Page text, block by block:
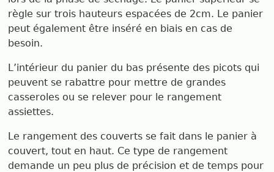
règle sur trois hauteurs espacées de 2cm. Le panier
peut également être inséré en biais en cas de
besoin.
L’intérieur du panier du bas présente des picots qui
peuvent se rabattre pour mettre de grandes
casseroles ou se relever pour le rangement
assiettes.
Le rangement des couverts se fait dans le panier à
couvert, tout en haut. Ce type de rangement
demande un peu plus de précision et de temps pour